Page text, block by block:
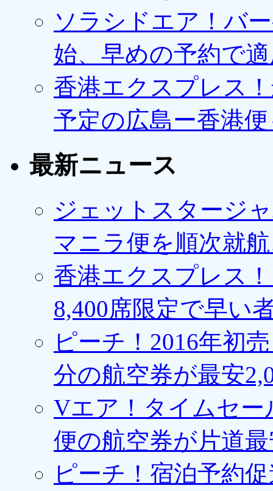
ソラシドエア！バ
始、早めの予約で
香港エクスプレス
予定の広島ー香港
最新ニュース
ジェットスタージ
マニラ便を順次就
香港エクスプレス
8,400席限定で早い
ピーチ！2016年初
分の航空券が最安
Vエア！タイムセー
便の航空券が片道最
ピーチ！宿泊予約